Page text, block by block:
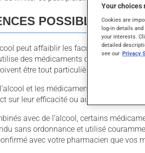
POSSIBLES
peut affaiblir les facultés
des médicaments qui ont des
être tout particulièrement
et les médicaments pour qu’ils
sur leur efficacité ou augmenter leurs
avec de l’alcool, certains
sans ordonnance et utilisé
avec votre pharmacien que vos
Your choices
Cookies are
log-in details
your interests.
detailed
see our Privacy